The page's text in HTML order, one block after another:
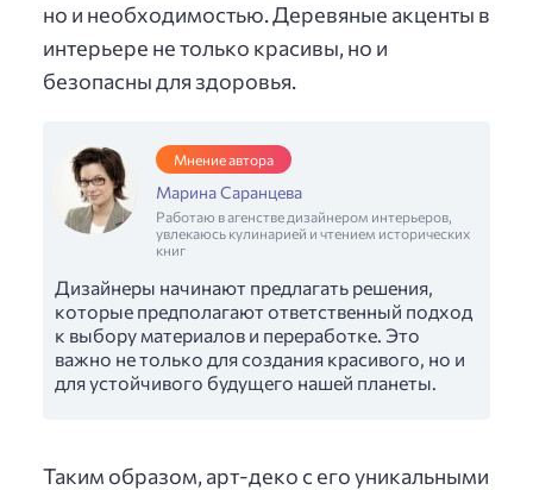
но и необходимостью. Деревяные акценты в
интерьере не только красивы, но и
безопасны для здоровья.
Мнение автора
Марина Саранцева
Работаю в агенстве дизайнером интерьеров,
увлекаюсь кулинарией и чтением исторических
книг
Дизайнеры начинают предлагать решения,
которые предполагают ответственный подход
к выбору материалов и переработке. Это
важно не только для создания красивого, но и
для устойчивого будущего нашей планеты.
Таким образом, арт-деко с его уникальными